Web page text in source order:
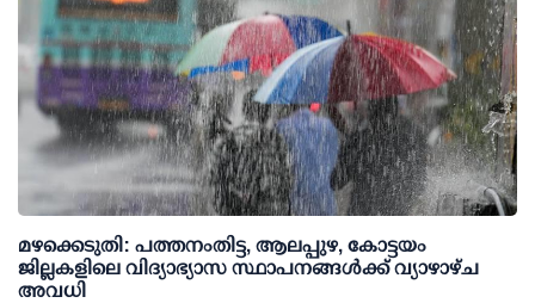
മഴക്കെടുതി: പത്തനംതിട്ട, ആലപ്പുഴ, കോട്ടയം
ജില്ലകളിലെ വിദ്യാഭ്യാസ സ്ഥാപനങ്ങള്‍ക്ക് വ്യാഴാഴ്ച
അവധി